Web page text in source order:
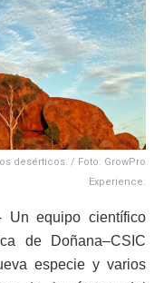
desérticos. / Foto: GrowPro
Experience.
Un equipo científico
de Doñana–CSIC
especie y varios